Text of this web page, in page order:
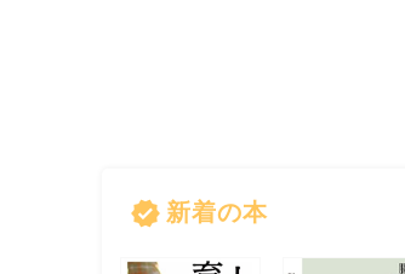
verified 新着の本